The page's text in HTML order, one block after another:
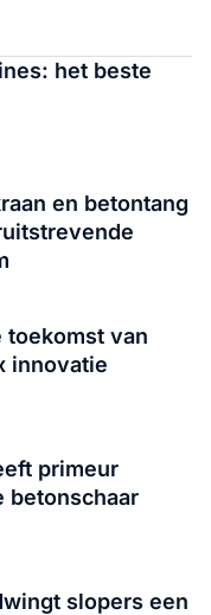
het beste
en betontang
toekomst van
innovatie
primeur
betonschaar
slopers een